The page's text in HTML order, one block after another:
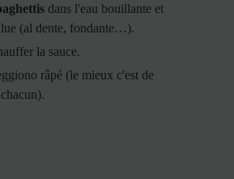
dans l'eau bouillante et
(al dente, fondante…).
la sauce.
râpé (le mieux c'est de